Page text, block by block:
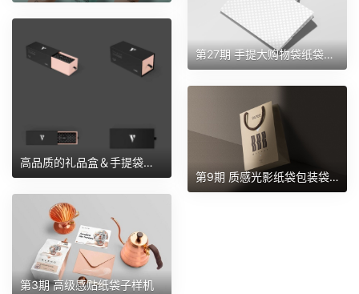
第27期 手提大购物袋纸袋礼品袋包装空白样机
高品质的礼品盒＆手提袋购物袋纸袋样机
第9期 质感光影纸袋包装袋礼品袋手提袋购物袋样机
第3期 高级感贴纸袋子样机